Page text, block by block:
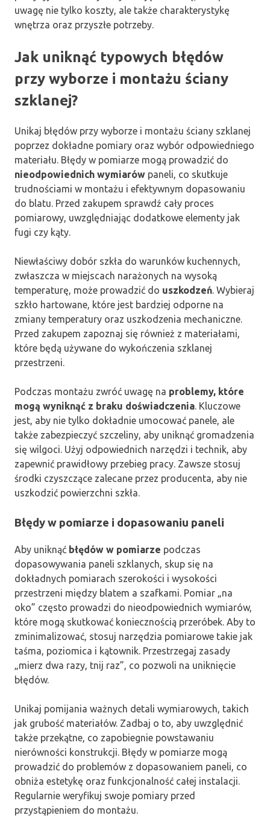
uwagę nie tylko koszty, ale także charakterystykę
wnętrza oraz przyszłe potrzeby.
Jak uniknąć typowych błędów
przy wyborze i montażu ściany
szklanej?
Unikaj błędów przy wyborze i montażu ściany szklanej
poprzez dokładne pomiary oraz wybór odpowiedniego
materiału. Błędy w pomiarze mogą prowadzić do
nieodpowiednich wymiarów paneli, co skutkuje
trudnościami w montażu i efektywnym dopasowaniu
do blatu. Przed zakupem sprawdź cały proces
pomiarowy, uwzględniając dodatkowe elementy jak
fugi czy kąty.
Niewłaściwy dobór szkła do warunków kuchennych,
zwłaszcza w miejscach narażonych na wysoką
temperaturę, może prowadzić do uszkodzeń. Wybieraj
szkło hartowane, które jest bardziej odporne na
zmiany temperatury oraz uszkodzenia mechaniczne.
Przed zakupem zapoznaj się również z materiałami,
które będą używane do wykończenia szklanej
przestrzeni.
Podczas montażu zwróć uwagę na problemy, które
mogą wyniknąć z braku doświadczenia. Kluczowe
jest, aby nie tylko dokładnie umocować panele, ale
także zabezpieczyć szczeliny, aby uniknąć gromadzenia
się wilgoci. Użyj odpowiednich narzędzi i technik, aby
zapewnić prawidłowy przebieg pracy. Zawsze stosuj
środki czyszczące zalecane przez producenta, aby nie
uszkodzić powierzchni szkła.
Błędy w pomiarze i dopasowaniu paneli
Aby uniknąć błędów w pomiarze podczas
dopasowywania paneli szklanych, skup się na
dokładnych pomiarach szerokości i wysokości
przestrzeni między blatem a szafkami. Pomiar „na
oko” często prowadzi do nieodpowiednich wymiarów,
które mogą skutkować koniecznością przeróbek. Aby to
zminimalizować, stosuj narzędzia pomiarowe takie jak
taśma, poziomica i kątownik. Przestrzegaj zasady
„mierz dwa razy, tnij raz”, co pozwoli na uniknięcie
błędów.
Unikaj pomijania ważnych detali wymiarowych, takich
jak grubość materiałów. Zadbaj o to, aby uwzględnić
także przekątne, co zapobiegnie powstawaniu
nierówności konstrukcji. Błędy w pomiarze mogą
prowadzić do problemów z dopasowaniem paneli, co
obniża estetykę oraz funkcjonalność całej instalacji.
Regularnie weryfikuj swoje pomiary przed
przystąpieniem do montażu.